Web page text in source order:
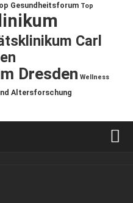
Gesundheitsforum Top
Carl
Dresden Wellness
Altersforschung